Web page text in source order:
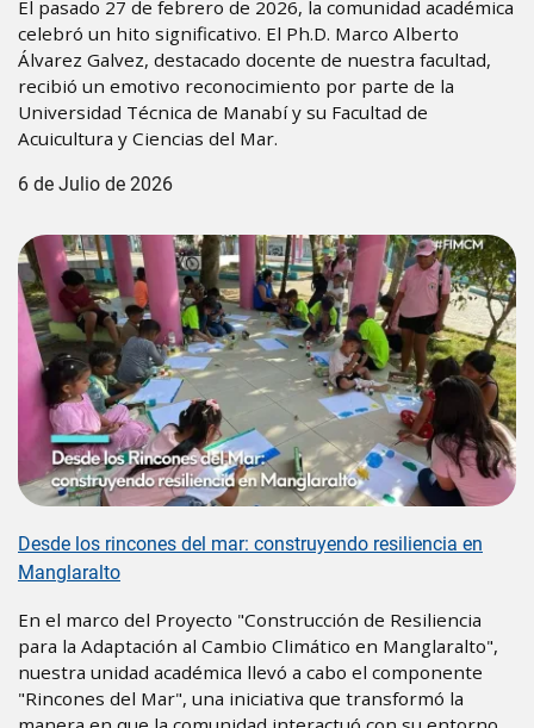
El pasado 27 de febrero de 2026, la comunidad académica
celebró un hito significativo. El Ph.D. Marco Alberto
Álvarez Galvez, destacado docente de nuestra facultad,
recibió un emotivo reconocimiento por parte de la
Universidad Técnica de Manabí y su Facultad de
Acuicultura y Ciencias del Mar.
6 de Julio de 2026
Desde los rincones del mar: construyendo resiliencia en
Manglaralto
En el marco del Proyecto "Construcción de Resiliencia
para la Adaptación al Cambio Climático en Manglaralto",
nuestra unidad académica llevó a cabo el componente
"Rincones del Mar", una iniciativa que transformó la